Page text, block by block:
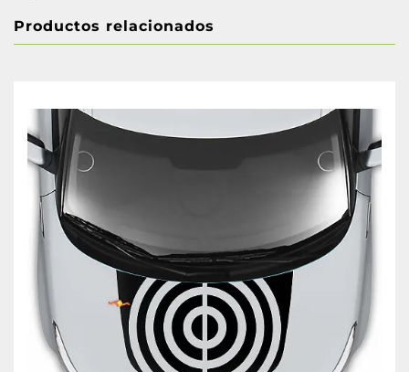
Productos relacionados